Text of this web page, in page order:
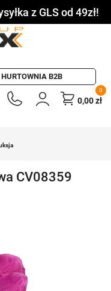
z GLS od 49zł!
HURTOWNIA B2B
0
0,00zł
CV08359